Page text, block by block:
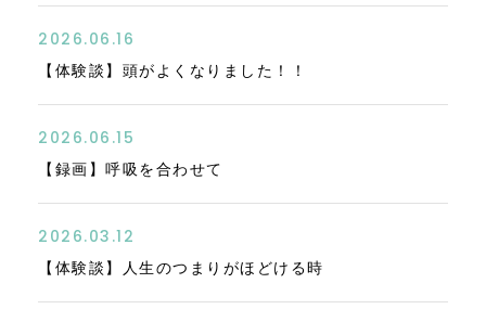
2026.06.16
【体験談】頭がよくなりました！！
2026.06.15
【録画】呼吸を合わせて
2026.03.12
【体験談】人生のつまりがほどける時